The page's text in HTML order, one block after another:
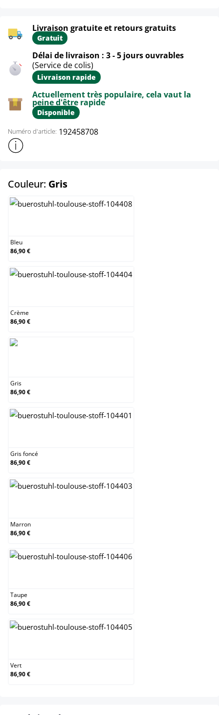
Livraison gratuite et retours gratuits
Gratuit
Délai de livraison : 3 - 5 jours ouvrables
(Service de colis)
Livraison rapide
Actuellement très populaire, cela vaut la
peine d'être rapide
Disponible
Numéro d'article: 192458708
Afficher plus d'informations sur le produit
Couleur: Grisselect
Bleu
86,90 €
Crème
86,90 €
Gris
86,90 €
Gris foncé
86,90 €
Marron
86,90 €
Taupe
86,90 €
Vert
86,90 €